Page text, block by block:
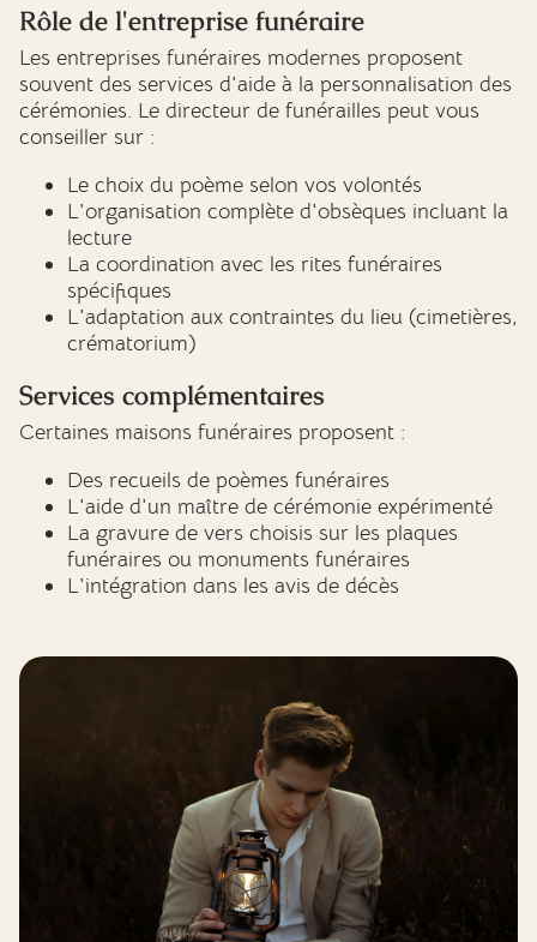
Rôle de l'entreprise funéraire
Les entreprises funéraires modernes proposent
souvent des services d'aide à la personnalisation des
cérémonies. Le directeur de funérailles peut vous
conseiller sur :
Le choix du poème selon vos volontés
L'organisation complète d'obsèques incluant la
lecture
La coordination avec les rites funéraires
spécifiques
L'adaptation aux contraintes du lieu (cimetières,
crématorium)
Services complémentaires
Certaines maisons funéraires proposent :
Des recueils de poèmes funéraires
L'aide d'un maître de cérémonie expérimenté
La gravure de vers choisis sur les plaques
funéraires ou monuments funéraires
L'intégration dans les avis de décès